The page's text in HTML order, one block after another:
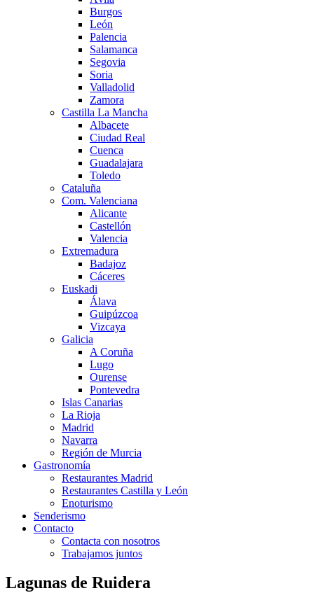
Burgos
León
Palencia
Salamanca
Segovia
Soria
Valladolid
Zamora
Castilla La Mancha
Albacete
Ciudad Real
Cuenca
Guadalajara
Toledo
Cataluña
Com. Valenciana
Alicante
Castellón
Valencia
Extremadura
Badajoz
Cáceres
Euskadi
Álava
Guipúzcoa
Vizcaya
Galicia
A Coruña
Lugo
Ourense
Pontevedra
Islas Canarias
La Rioja
Madrid
Navarra
Región de Murcia
Gastronomía
Restaurantes Madrid
Restaurantes Castilla y León
Enoturismo
Senderismo
Contacto
Contacta con nosotros
Trabajamos juntos
Lagunas de Ruidera